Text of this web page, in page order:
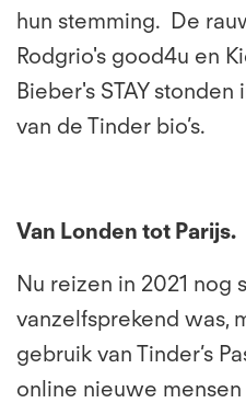
hun stemming. De
Rodgrio's good4u en
Bieber's STAY
van de Tinder bio’s.
Van Londen tot Parijs.
Nu reizen in 2021 nog
vanzelfsprekend was,
gebruik van Tinder’s
online nieuwe